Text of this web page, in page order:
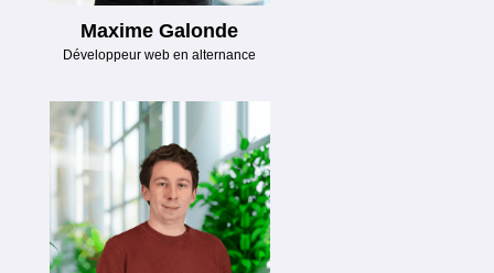
Maxime Galonde
Développeur web en alternance